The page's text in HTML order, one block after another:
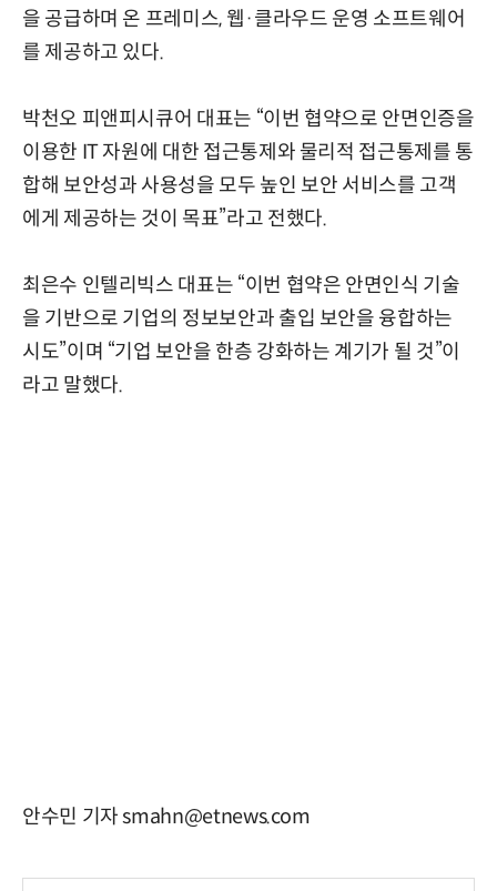
을 공급하며 온 프레미스, 웹·클라우드 운영 소프트웨어
를 제공하고 있다.
박천오 피앤피시큐어 대표는 “이번 협약으로 안면인증을
이용한 IT 자원에 대한 접근통제와 물리적 접근통제를 통
합해 보안성과 사용성을 모두 높인 보안 서비스를 고객
에게 제공하는 것이 목표”라고 전했다.
최은수 인텔리빅스 대표는 “이번 협약은 안면인식 기술
을 기반으로 기업의 정보보안과 출입 보안을 융합하는
시도”이며 “기업 보안을 한층 강화하는 계기가 될 것”이
라고 말했다.
안수민 기자 smahn@etnews.com